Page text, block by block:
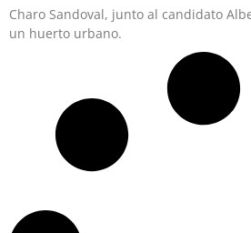
Charo Sandoval, junto al candidato
un huerto urbano.